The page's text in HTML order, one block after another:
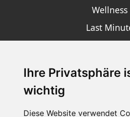
Ihre Privatsphäre
wichtig
Diese Website verwendet
Wellness
Last
SCHNEEHÖHEN
Die Schneehoehen Ski APP für
Muss für alle Wintersportler